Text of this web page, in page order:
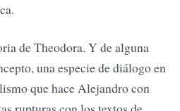
de Theodora. Y de alguna
una especie de diálogo en
que hace Alejandro con